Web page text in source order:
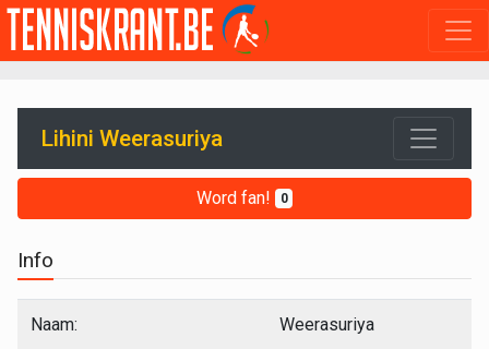
Lihini Weerasuriya
Word fan! 0
Info
Naam: Weerasuriya